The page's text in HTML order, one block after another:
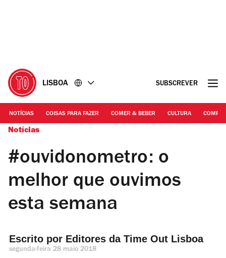
LISBOA SUBSCREVER
NOTÍCIAS COISAS PARA FAZER COMER & BEBER CULTURA
Notícias
#ouvidonometro: o
melhor que ouvimos
esta semana
Escrito por Editores da Time Out Lisboa
segunda-feira 28 maio 2018